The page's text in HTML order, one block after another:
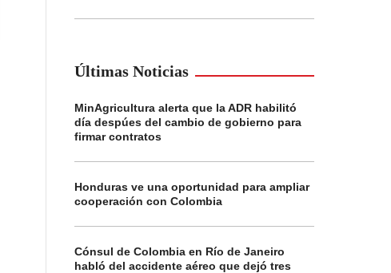
Últimas Noticias
MinAgricultura alerta que la ADR habilitó
día despúes del cambio de gobierno para
firmar contratos
Honduras ve una oportunidad para ampliar
cooperación con Colombia
Cónsul de Colombia en Río de Janeiro
habló del accidente aéreo que dejó tres